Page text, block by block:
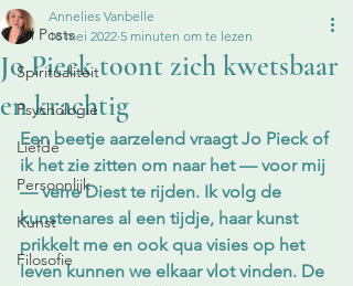
All Posts
Spiritualiteit
Psychologie
Liefde
Persoonlijk
Kunst
Filosofie
Jo Pieck toont zich kwetsbaar
en krachtig
Annelies Vanbelle
18 mei 2022 5 minuten om te lezen
Een beetje aarzelend vraagt Jo Pieck of
ik het zie zitten om naar het — voor mij
— verre Diest te rijden. Ik volg de
kunstenares al een tijdje, haar kunst
prikkelt me en ook qua visies op het
leven kunnen we elkaar vlot vinden. De